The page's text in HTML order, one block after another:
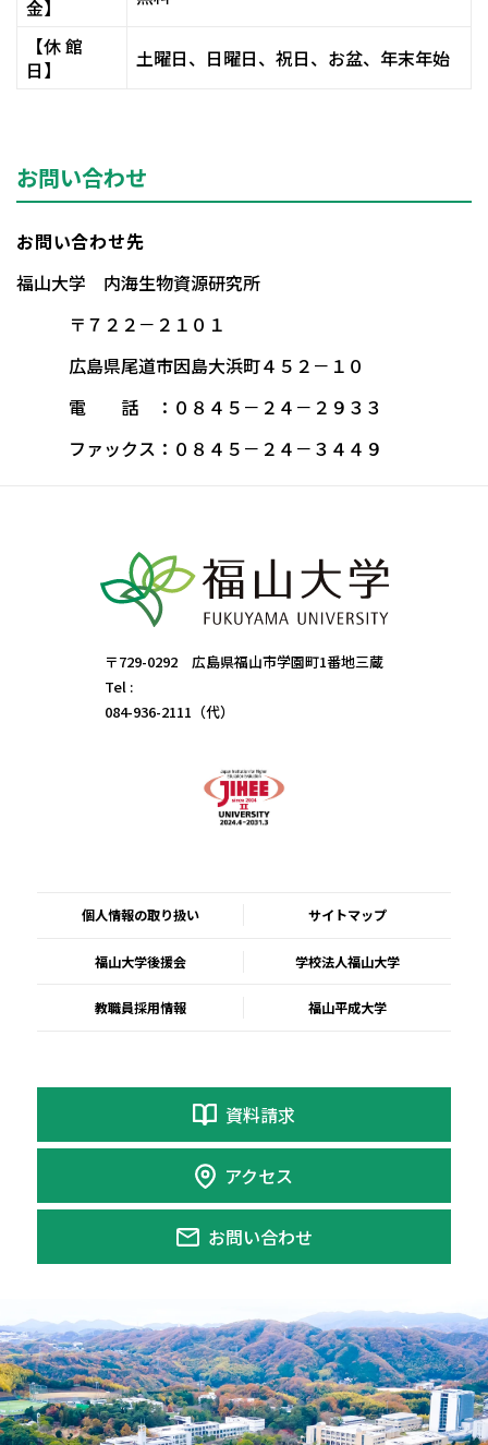
金】
【休 館
日】
土曜日、日曜日、祝日、お盆、年末年始
お問い合わせ
お問い合わせ先
福山大学 内海生物資源研究所
〒７２２－２１０１
広島県尾道市因島大浜町４５２－１０
電 話 ：０８４５－２４－２９３３
ファックス：０８４５－２４－３４４９
〒729-0292 広島県福山市学園町1番地三蔵
Tel :
084-936-2111（代）
個人情報の取り扱い サイトマップ
福山大学後援会 学校法人福山大学
教職員採用情報 福山平成大学
資料請求
アクセス
お問い合わせ